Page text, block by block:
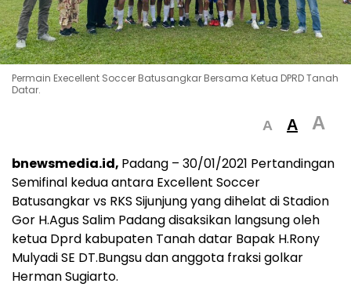
Permain Execellent Soccer Batusangkar Bersama Ketua DPRD Tanah
Datar.
A A A
bnewsmedia.id, Padang – 30/01/2021 Pertandingan
Semifinal kedua antara Excellent Soccer
Batusangkar vs RKS Sijunjung yang dihelat di Stadion
Gor H.Agus Salim Padang disaksikan langsung oleh
ketua Dprd kabupaten Tanah datar Bapak H.Rony
Mulyadi SE DT.Bungsu dan anggota fraksi golkar
Herman Sugiarto.